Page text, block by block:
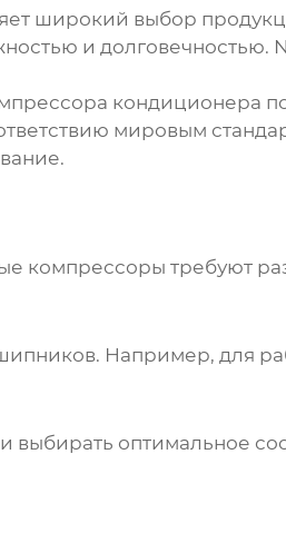
широкий выбор
и долговечностью.
кондиционера
мировым
компрессоры требуют
Например, для
выбирать оптимальное